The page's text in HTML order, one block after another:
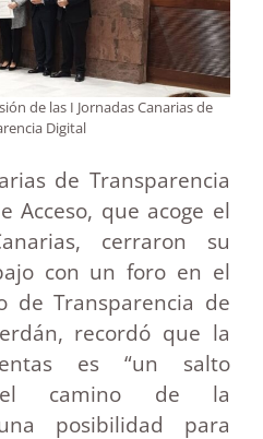
de las I Jornadas Canarias de
Digital
de Transparencia
Acceso, que acoge el
cerraron su
con un foro en el
de Transparencia de
recordó que la
es “un salto
camino de la
posibilidad para